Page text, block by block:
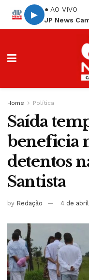
▶
● AO VIVO
JP News
Home Política
Saída
beneficia
detentos
Santista
by Redação 4 de